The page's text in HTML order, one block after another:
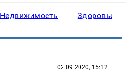
Недвижимость Здоровье
02.09.2020, 15:12